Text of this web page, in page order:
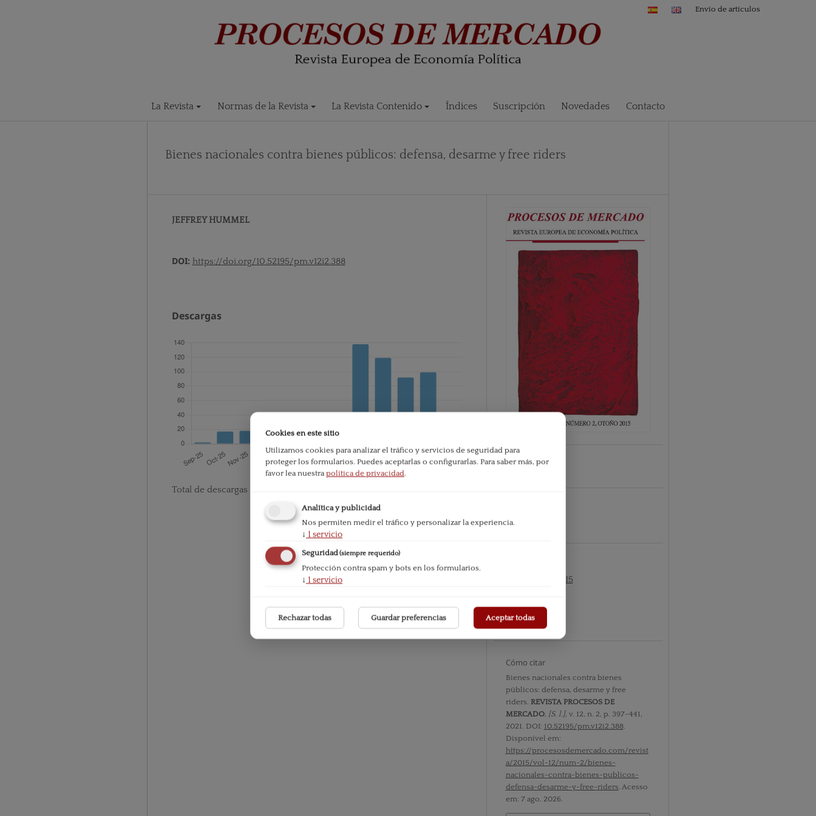
La Revista Normas de la Revista La Revista Contenido Índices Suscripción Novedades Contacto
Envío de artículos
Bienes nacionales contra bienes públicos: defensa, desarme y free riders
JEFFREY HUMMEL
DOI: https://doi.org/10.52195/pm.v12i2.388
Descargas
Total de descargas desde la publicación:
PDF
2021-06-16
Vol. XII nº2 2015
Sección
Documentos
Cómo citar
Bienes nacionales contra bienes
públicos: defensa, desarme y free
riders. REVISTA PROCESOS DE
MERCADO, [S. l.], v. 12, n. 2, p. 397–441,
2021. DOI: 10.52195/pm.v12i2.388.
Disponível em:
https://procesosdemercado.com/revist
a/2015/vol-12/num-2/bienes-
nacionales-contra-bienes-publicos-
defensa-desarme-y-free-riders. Acesso
em: 7 ago. 2026.
Cookies en este sitio
Utilizamos cookies para analizar el tráfico y servicios de seguridad para
proteger los formularios. Puedes aceptarlas o configurarlas. Para saber más, por
favor lea nuestra política de privacidad.
Analítica y publicidad
Nos permiten medir el tráfico y personalizar la experiencia.
↓ 1 servicio
Seguridad(siempre requerido)
Protección contra spam y bots en los formularios.
↓ 1 servicio
Rechazar todas Guardar preferencias Aceptar todas